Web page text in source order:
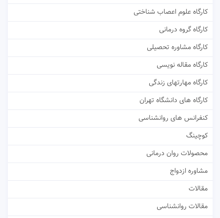
کارگاه علوم اعصاب شناختی
کارگاه گروه درمانی
کارگاه مشاوره تحصیلی
کارگاه مقاله نویسی
کارگاه مهارتهای زندگی
کارگاه های دانشگاه تهران
کنفرانس های روانشناسی
کوچینگ
محصولات روان درمانی
مشاوره ازدواج
مقالات
مقالات روانشناسی